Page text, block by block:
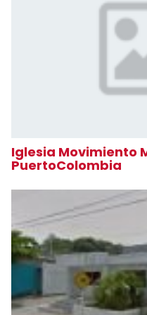
Iglesia Movimiento
PuertoColombia